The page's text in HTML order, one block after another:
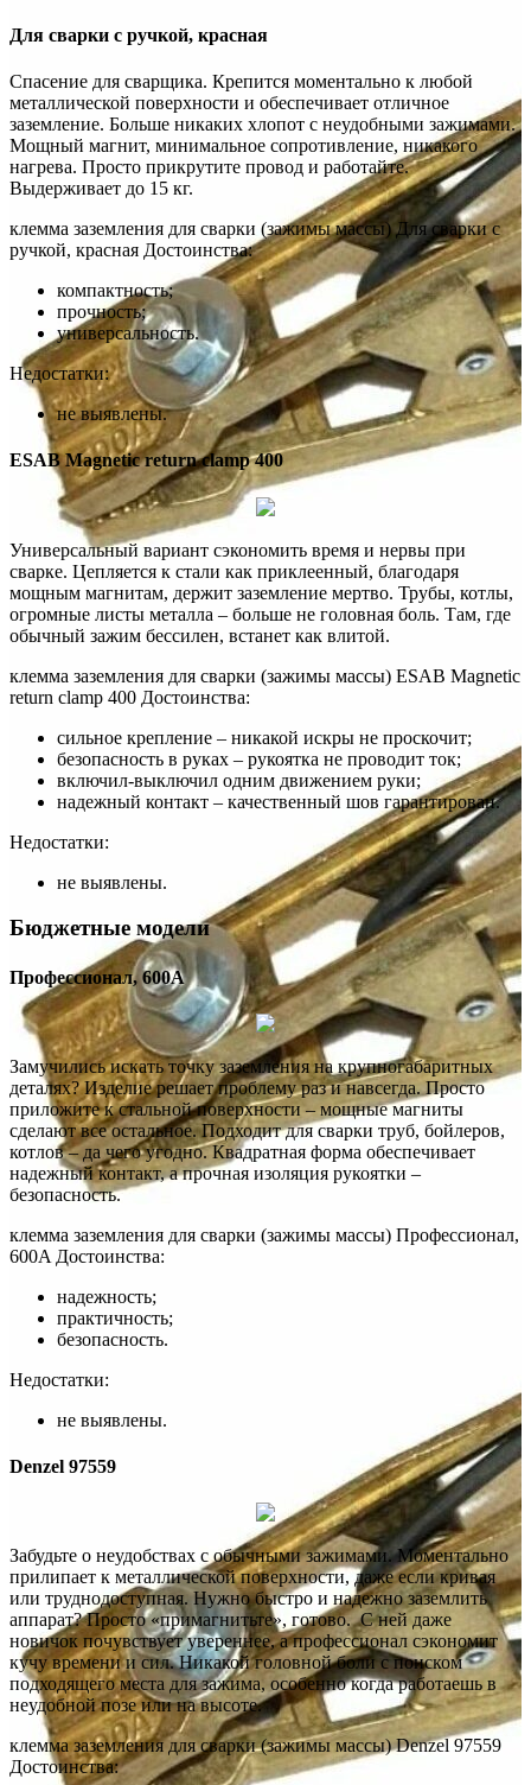
Для сварки с ручкой, красная
Спасение для сварщика. Крепится моментально к любой
металлической поверхности и обеспечивает отличное
заземление. Больше никаких хлопот с неудобными зажимами.
Мощный магнит, минимальное сопротивление, никакого
нагрева. Просто прикрутите провод и работайте.
Выдерживает до 15 кг.
клемма заземления для сварки (зажимы массы) Для сварки с
ручкой, красная Достоинства:
компактность;
прочность;
универсальность.
Недостатки:
не выявлены.
ESAB Magnetic return clamp 400
Универсальный вариант сэкономить время и нервы при
сварке. Цепляется к стали как приклеенный, благодаря
мощным магнитам, держит заземление мертво. Трубы, котлы,
огромные листы металла – больше не головная боль. Там, где
обычный зажим бессилен, встанет как влитой.
клемма заземления для сварки (зажимы массы) ESAB Magnetic
return clamp 400 Достоинства:
сильное крепление – никакой искры не проскочит;
безопасность в руках – рукоятка не проводит ток;
включил-выключил одним движением руки;
надежный контакт – качественный шов гарантирован.
Недостатки:
не выявлены.
Бюджетные модели
Профессионал, 600A
Замучились искать точку заземления на крупногабаритных
деталях? Изделие решает проблему раз и навсегда. Просто
приложите к стальной поверхности – мощные магниты
сделают все остальное. Подходит для сварки труб, бойлеров,
котлов – да чего угодно. Квадратная форма обеспечивает
надежный контакт, а прочная изоляция рукоятки –
безопасность.
клемма заземления для сварки (зажимы массы) Профессионал,
600A Достоинства:
надежность;
практичность;
безопасность.
Недостатки:
не выявлены.
Denzel 97559
Забудьте о неудобствах с обычными зажимами. Моментально
прилипает к металлической поверхности, даже если кривая
или труднодоступная. Нужно быстро и надежно заземлить
аппарат? Просто «примагнитьте», готово. С ней даже
новичок почувствует увереннее, а профессионал сэкономит
кучу времени и сил. Никакой головной боли с поиском
подходящего места для зажима, особенно когда работаешь в
неудобной позе или на высоте.
клемма заземления для сварки (зажимы массы) Denzel 97559
Достоинства: